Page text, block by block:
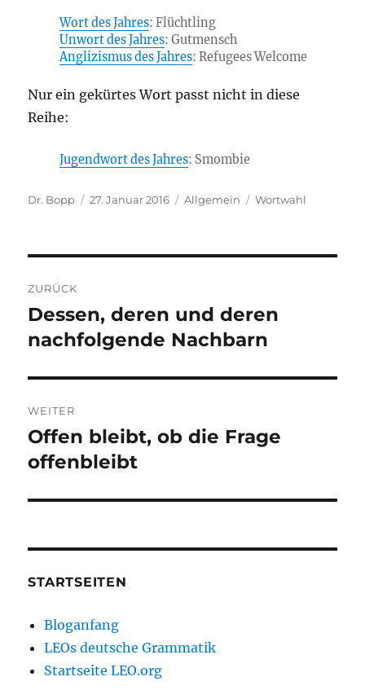
Wort des Jahres: Flüchtling
Unwort des Jahres: Gutmensch
Anglizismus des Jahres: Refugees Welcome
Nur ein gekürtes Wort passt nicht in diese
Reihe:
Jugendwort des Jahres: Smombie
Autor
Dr. Bopp
Veröffentlicht
27. Januar 2016 Kategorien
Allgemein Schlagwörter
Wortwahl
ZURÜCK
Vorheriger
Beitrag:
Dessen, deren und deren
nachfolgende Nachbarn
WEITER
Nächster
Beitrag:
Offen bleibt, ob die Frage
offenbleibt
STARTSEITEN
Bloganfang
LEOs deutsche Grammatik
Startseite LEO.org